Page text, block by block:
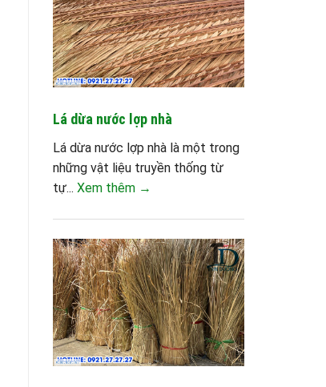
Lá dừa nước lợp nhà
Lá dừa nước lợp nhà là một trong
những vật liệu truyền thống từ
tự... Xem thêm →